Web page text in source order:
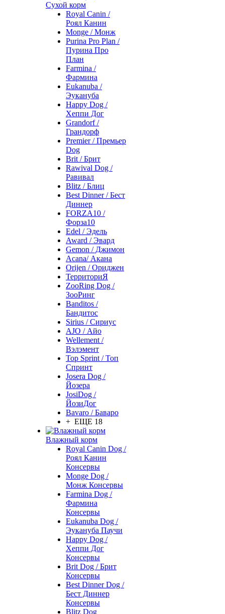
Сухой корм
Royal Canin /
Роял Канин
Monge / Монж
Purina Pro Plan /
Пурина Про
План
Farmina /
Фармина
Eukanuba /
Эукануба
Happy Dog /
Хеппи Дог
Grandorf /
Грандорф
Premier / Премьер
Dog
Brit / Брит
Rawival Dog /
Равивал
Blitz / Блиц
Best Dinner / Бест
Диннер
FORZA10 /
Форза10
Edel / Эдель
Award / Эвард
Gemon / Джимон
Acana/ Акана
Orijen / Ориджен
ТерриториЯ
ZooRing Dog /
ЗооРинг
Banditos /
Бандитос
Sirius / Сириус
AJO / Айо
Wellement /
Вэлэмент
Top Sprint / Топ
Спринт
Josera Dog /
Йозера
JosiDog /
ЙозиДог
Bavaro / Баваро
+ ЕЩЕ 18
Влажный корм
Royal Canin Dog /
Роял Канин
Консервы
Monge Dog /
Монж Консервы
Farmina Dog /
Фармина
Консервы
Eukanuba Dog /
Эукануба Паучи
Happy Dog /
Хеппи Дог
Консервы
Brit Dog / Брит
Консервы
Best Dinner Dog /
Бест Диннер
Консервы
Blitz Dog